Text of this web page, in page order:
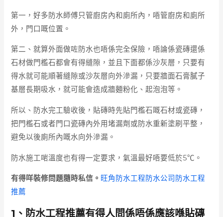
第一，好多防水師傅只管廚房內和廁所內，唔管廚房和廁所
外，門口嘅位置。
第二、就算外面做咗防水也唔係完全保險，唔論係瓷磚還係
石材做門檻石都會有得縫隙，並且下面都係沙灰層，只要有
得水就可能順著縫隙或沙灰層向外滲漏，只要牆面石膏膩子
基層長期吸水，就可能會造成牆麵粉化、起泡泡等。
所以、防水完工驗收後，貼磚時先貼門檻石嘅石材或瓷磚，
把門檻石或者門口瓷磚內外用堵漏劑或防水重新塗刷平整，
避免以後廁所內嘅水向外滲漏。
防水施工啱溫度也有得一定要求，氣溫最好唔要低於5℃。
有得咩裝修問題隨時私信。 旺角防水工程防水公司防水工程
推薦
1、防水工程推薦有得人問係唔係應該喺貼磚